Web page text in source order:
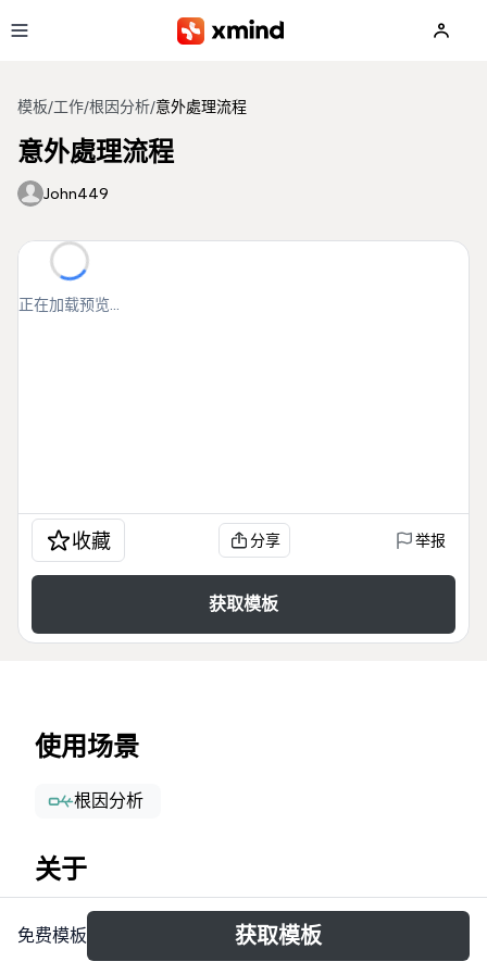
模板/工作/根因分析/意外處理流程
意外處理流程
John449
正在加载预览...
收藏 分享 举报
获取模板
使用场景
根因分析
关于
意外處理流程模板專為職場與日常環境設計，涵蓋從輕
微擦傷到數據驗證的標準化應對步驟。模板以「意外處
免费模板 获取模板